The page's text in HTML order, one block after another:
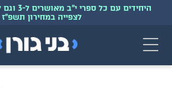
היחידים עם כל ספרי י״ב מאושרים ל-3 וגם ל-4 יח״ל
לצפייה במחירון תשפ״ז